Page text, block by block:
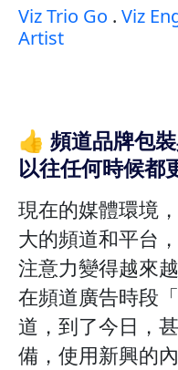
Viz Trio Go . Viz
Artist
👍 頻道品牌包
以往任何時候都
現在的媒體環境
大的頻道和平台
注意力變得越來
在頻道廣告時段
道，到了今日，
備，使用新興的